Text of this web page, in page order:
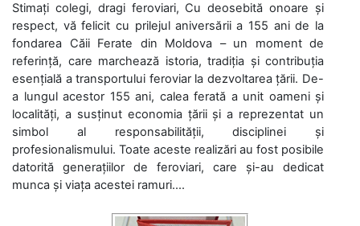
Stimați colegi, dragi feroviari, Cu deosebită onoare și
respect, vă felicit cu prilejul aniversării a 155 ani de la
fondarea Căii Ferate din Moldova – un moment de
referință, care marchează istoria, tradiția și contribuția
esențială a transportului feroviar la dezvoltarea țării. De-
a lungul acestor 155 ani, calea ferată a unit oameni și
localități, a susținut economia țării și a reprezentat un
simbol al responsabilității, disciplinei și
profesionalismului. Toate aceste realizări au fost posibile
datorită generațiilor de feroviari, care și-au dedicat
munca și viața acestei ramuri....